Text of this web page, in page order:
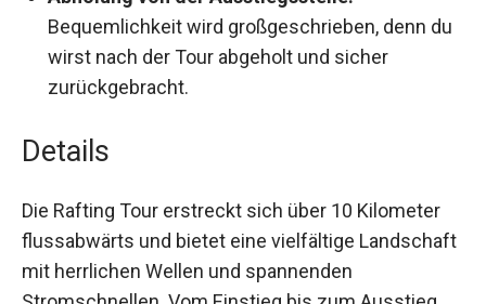
Abholung von der Ausstiegsstelle:
Bequemlichkeit wird großgeschrieben, denn
du wirst nach der Tour abgeholt und sicher
Details
Die Rafting Tour erstreckt sich über 10 Kilometer
flussabwärts und bietet eine vielfältige
Landschaft mit herrlichen Wellen und